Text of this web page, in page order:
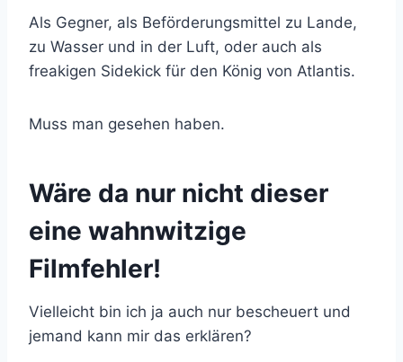
Als Gegner, als Beförderungsmittel zu Lande,
zu Wasser und in der Luft, oder auch als
freakigen Sidekick für den König von Atlantis.
Muss man gesehen haben.
Wäre da nur nicht dieser
eine wahnwitzige
Filmfehler!
Vielleicht bin ich ja auch nur bescheuert und
jemand kann mir das erklären?